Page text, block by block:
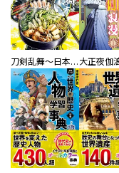
刀剣乱舞～日本号つれづれ酒～